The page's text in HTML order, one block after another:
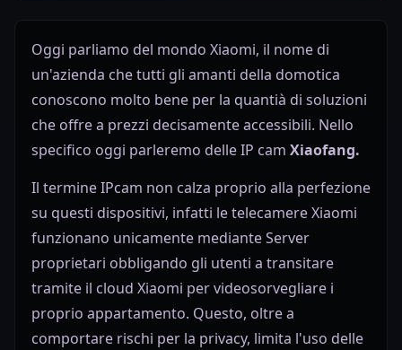
Oggi parliamo del mondo Xiaomi, il nome di
un'azienda che tutti gli amanti della domotica
conoscono molto bene per la quantià di soluzioni
che offre a prezzi decisamente accessibili. Nello
specifico oggi parleremo delle IP cam Xiaofang.
Il termine IPcam non calza proprio alla perfezione
su questi dispositivi, infatti le telecamere Xiaomi
funzionano unicamente mediante Server
proprietari obbligando gli utenti a transitare
tramite il cloud Xiaomi per videosorvegliare i
proprio appartamento. Questo, oltre a
comportare rischi per la privacy, limita l'uso delle